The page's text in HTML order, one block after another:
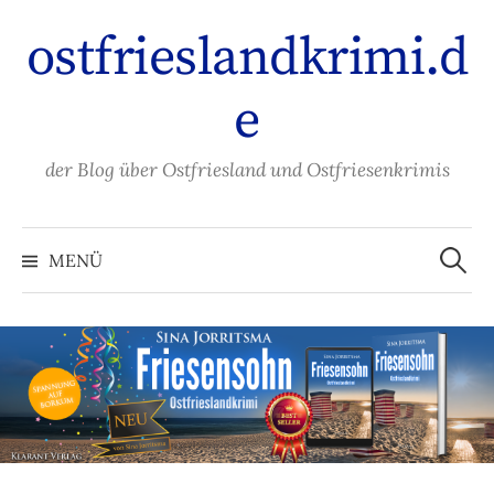
Inhalt
überspringen
ostfrieslandkrimi.d
e
der Blog über Ostfriesland und Ostfriesenkrimis
MENÜ
Suchen
nach: